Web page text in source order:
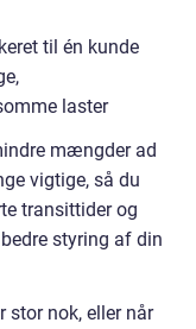
til én kunde
laster
mængder ad
vigtige, så du
transittider og
styring af din
stor nok, eller når